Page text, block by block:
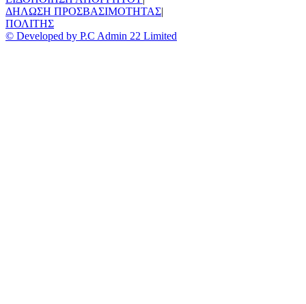
ΔΗΛΩΣΗ ΠΡΟΣΒΑΣΙΜΟΤΗΤΑΣ|
ΠΟΛΙΤΗΣ
© Developed by P.C Admin 22 Limited